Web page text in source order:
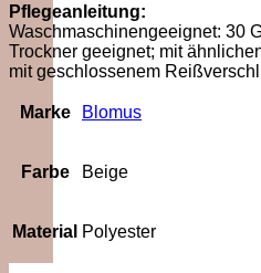
Pflegeanleitung:
Waschmaschinengeeignet: 30
Trockner geeignet; mit
mit geschlossenem
Marke Blomus
Farbe Beige
Material Polyester